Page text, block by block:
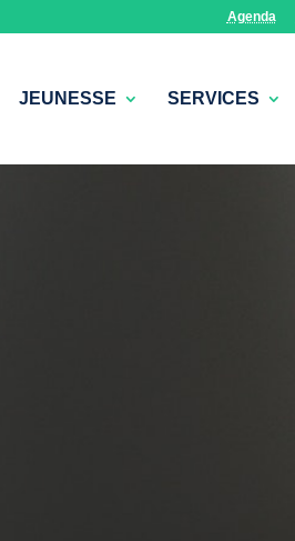
Agenda
JEUNESSE SERVICES